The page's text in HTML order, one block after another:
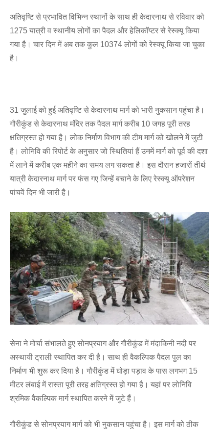
अतिवृष्टि से प्रभावित विभिन्न स्थानों के साथ ही केदारनाथ से रविवार को
1275 यात्री व स्थानीय लोगों का पैदल और हेलिकॉप्टर से रेस्क्यू किया
गया है। चार दिन में अब तक कुल 10374 लोगों को रेस्क्यू किया जा चुका
है।
31 जुलाई को हुई अतिवृष्टि से केदारनाथ मार्ग को भारी नुकसान पहुंचा है।
गौरीकुंड से केदारनाथ मंदिर तक पैदल मार्ग करीब 10 जगह पूरी तरह
क्षतिग्रस्त हो गया है। लोक निर्माण विभाग की टीम मार्ग को खोलने में जुटी
है। लोनिवि की रिपोर्ट के अनुसार जो स्थितियां हैं उनमें मार्ग को पूर्व की दशा
में लाने में करीब एक महीने का समय लग सकता है। इस दौरान हजारों तीर्थ
यात्री केदारनाथ मार्ग पर फंस गए जिन्हें बचाने के लिए रेस्क्यू ऑपरेशन
पांचवें दिन भी जारी है।
सेना ने मोर्चा संभालते हुए सोनप्रयाग और गौरीकुंड में मंदाकिनी नदी पर
अस्थायी ट्राली स्थापित कर दी है। साथ ही वैकल्पिक पैदल पुल का
निर्माण भी शुरू कर दिया है। गौरीकुंड में घोड़ा पड़ाव के पास लगभग 15
मीटर लंबाई में रास्ता पूरी तरह क्षतिग्रस्त हो गया है। यहां पर लोनिवि
श्रमिक वैकल्पिक मार्ग स्थापित करने में जुटे हैं।
गौरीकुंड से सोनप्रयाग मार्ग को भी नुकसान पहुंचा है। इस मार्ग को ठीक